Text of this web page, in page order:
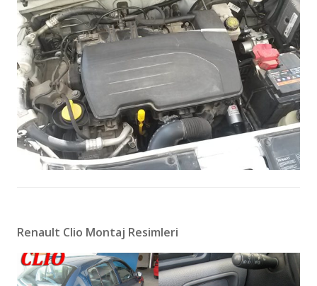
Renault Clio Montaj Resimleri